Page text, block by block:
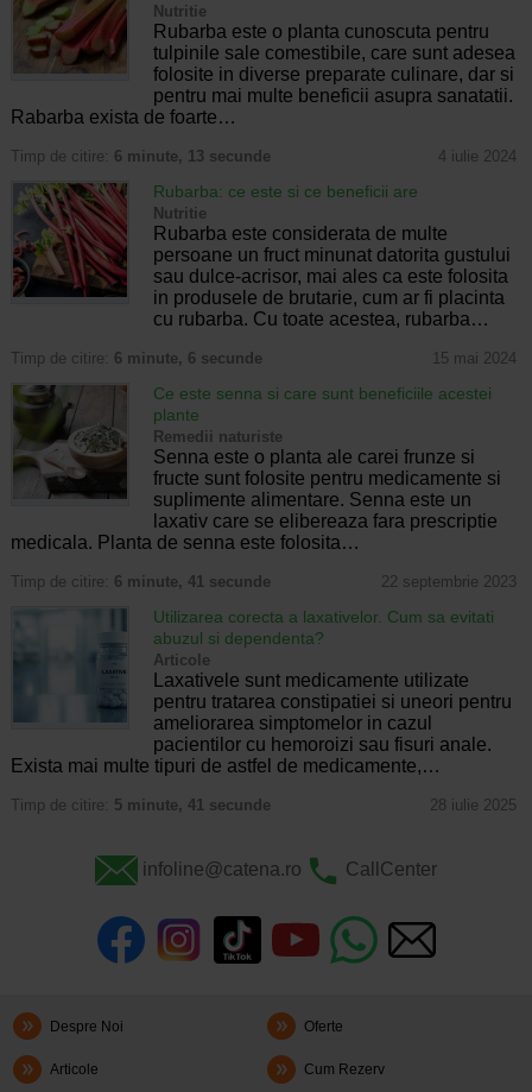
Nutritie
Rubarba este o planta cunoscuta pentru
tulpinile sale comestibile, care sunt adesea
folosite in diverse preparate culinare, dar si
pentru mai multe beneficii asupra sanatatii.
Rabarba exista de foarte…
Timp de citire: 6 minute, 13 secunde 4 iulie 2024
Rubarba: ce este si ce beneficii are
Nutritie
Rubarba este considerata de multe
persoane un fruct minunat datorita gustului
sau dulce-acrisor, mai ales ca este folosita
in produsele de brutarie, cum ar fi placinta
cu rubarba. Cu toate acestea, rubarba…
Timp de citire: 6 minute, 6 secunde 15 mai 2024
Ce este senna si care sunt beneficiile acestei
plante
Remedii naturiste
Senna este o planta ale carei frunze si
fructe sunt folosite pentru medicamente si
suplimente alimentare. Senna este un
laxativ care se elibereaza fara prescriptie
medicala. Planta de senna este folosita…
Timp de citire: 6 minute, 41 secunde 22 septembrie 2023
Utilizarea corecta a laxativelor. Cum sa evitati
abuzul si dependenta?
Articole
Laxativele sunt medicamente utilizate
pentru tratarea constipatiei si uneori pentru
ameliorarea simptomelor in cazul
pacientilor cu hemoroizi sau fisuri anale.
Exista mai multe tipuri de astfel de medicamente,…
Timp de citire: 5 minute, 41 secunde 28 iulie 2025
infoline@catena.ro CallCenter
Despre Noi Oferte
Articole Cum Rezerv